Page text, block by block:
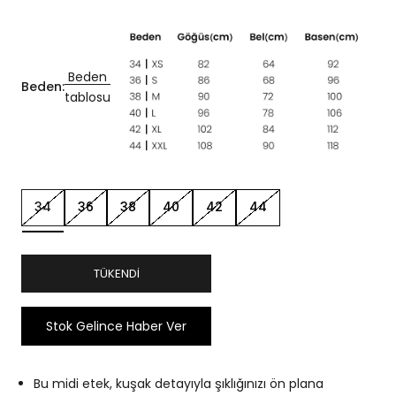
Beden:
Beden
tablosu
34 36 38 40 42 44
TÜKENDI
Stok Gelince Haber Ver
Bu midi etek, kuşak detayıyla şıklığınızı ön plana